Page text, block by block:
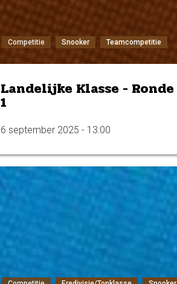
Competitie Snooker Teamcompetitie
Landelijke Klasse - Ronde
1
6 september 2025 - 13:00